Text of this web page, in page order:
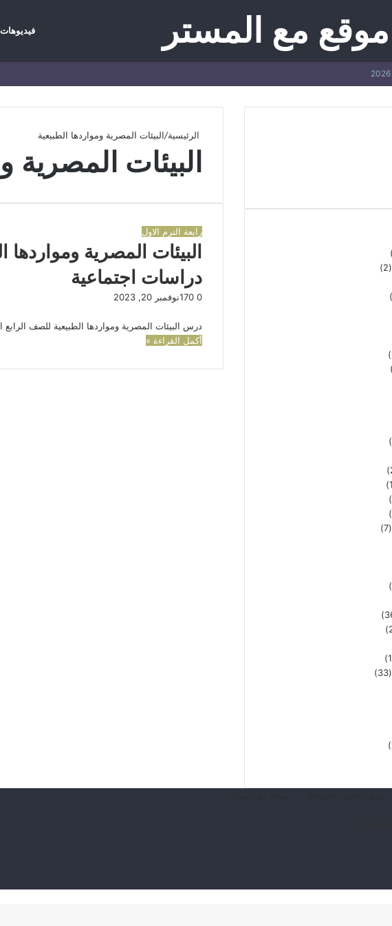
موقع مع المستر فيديوهات
الرئيسية/البيئات المصرية ومواردها الطبيعية
البيئات المصرية
رابعة الترم الاول
البيئات المصرية ومواردها
دراسات اجتماعية
نوفمبر 20, 2023 0
170
درس البيئات المصرية ومواردها الطبيعية للصف
أكمل القراءة »
(2)
(7)
(33)